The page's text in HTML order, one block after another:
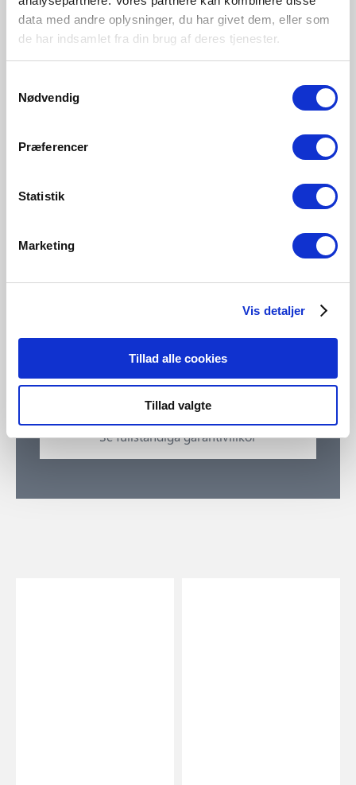
data med andre oplysninger, du har givet dem, eller som
de har indsamlet fra din brug af deres tjenester.
Nødvendig
Præferencer
Statistik
Marketing
Vis detaljer
Tillad alle cookies
Tillad valgte
utomhuslampor som har en speciell ytbehandling och
färg som är anpassad för kustnära områden. Garantin
täcker omfattande försämring av lampans yta och gäller
vid uppvisande av inköpsbevis.
Se fullständiga garantivillkor